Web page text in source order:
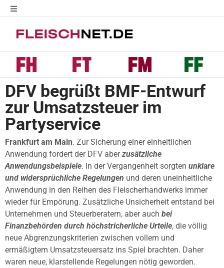
DFV begrüßt BMF-Entwurf
zur Umsatzsteuer im
Partyservice
Frankfurt am Main. Zur Sicherung einer einheitlichen
Anwendung fordert der DFV aberzusätzliche
Anwendungsbeispiele. In der Vergangenheit sorgten unklare
und widersprüchliche Regelungen und deren uneinheitliche
Anwendung in den Reihen des Fleischerhandwerks immer
wieder für Empörung. Zusätzliche Unsicherheit entstand bei
Unternehmen und Steuerberatern, aber auch bei
Finanzbehörden durch höchstricherliche Urteile, die völlig
neue Abgrenzungskriterien zwischen vollem und
ermäßigtem Umsatzsteuersatz ins Spiel brachten. Daher
waren neue, klarstellende Regelungen nötig geworden.